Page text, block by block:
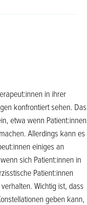
in ihrer
konfrontiert sehen. Das
etwa wenn Patient:innen
Allerdings kann es
einiges an
sich Patient:innen in
Patient:innen
Wichtig ist, dass
geben kann,